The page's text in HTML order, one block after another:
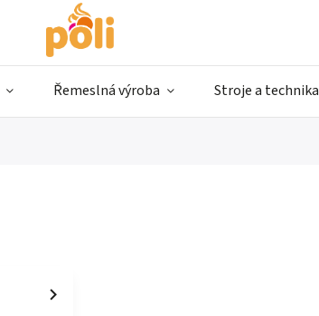
Řemeslná výroba Stroje a technika